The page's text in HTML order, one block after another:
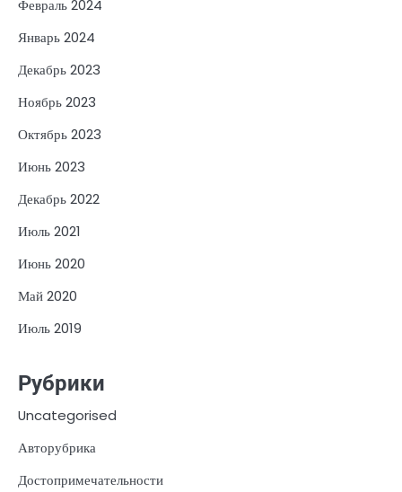
Февраль 2024
Январь 2024
Декабрь 2023
Ноябрь 2023
Октябрь 2023
Июнь 2023
Декабрь 2022
Июль 2021
Июнь 2020
Май 2020
Июль 2019
Рубрики
Uncategorised
Авторубрика
Достопримечательности